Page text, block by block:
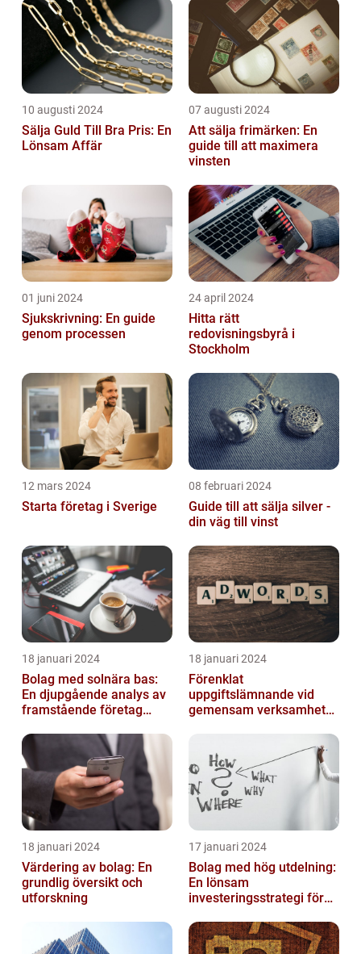
10 augusti 2024
Sälja Guld Till Bra Pris: En
Lönsam Affär
07 augusti 2024
Att sälja frimärken: En
guide till att maximera
vinsten
01 juni 2024
Sjukskrivning: En guide
genom processen
24 april 2024
Hitta rätt
redovisningsbyrå i
Stockholm
12 mars 2024
Starta företag i Sverige
08 februari 2024
Guide till att sälja silver -
din väg till vinst
18 januari 2024
Bolag med solnära bas:
En djupgående analys av
framstående företag
18 januari 2024
Förenklat
uppgiftslämnande vid
gemensam verksamhet
18 januari 2024
Värdering av bolag: En
grundlig översikt och
utforskning
17 januari 2024
Bolag med hög utdelning:
En lönsam
investeringsstrategi för